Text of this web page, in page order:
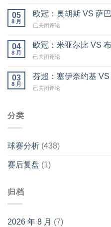
斯
堡
克
斯
姆
巴：
库
奥
奥
VS
约
瓦
05
8 月
欧冠：奥胡斯 VS 萨
欧
奥
胡
斯
萨
巴
已关闭评论
04
8 月
欧冠：米亚尔比 VS
欧
米
亚
尔
斯
拉
已关闭评论
03
8 月
芬超：塞伊奈约基
芬
VS
尔
已关闭评论
分类
球赛分析 (438)
赛后复盘 (1)
归档
2026 年 8 月 (7)